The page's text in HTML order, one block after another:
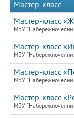
Мастер-класс
Мастер-класс
МБУ
Мастер-класс
МБУ
Мастер-класс
МБУ
Мастер-класс
МБУ